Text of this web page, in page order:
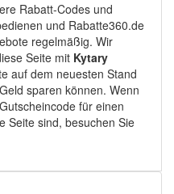
Rabatt-Codes und
und Rabatte360.de
regelmäßig. Wir
Seite mit Kytary
auf dem neuesten Stand
sparen können. Wenn
für einen
Seite sind, besuchen Sie